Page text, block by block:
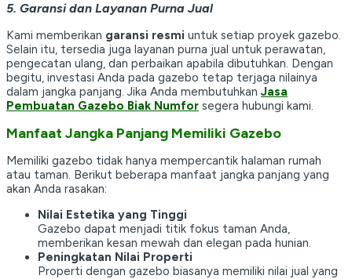
5. Garansi dan Layanan Purna Jual
Kami memberikan garansi resmi untuk setiap proyek gazebo.
Selain itu, tersedia juga layanan purna jual untuk perawatan,
pengecatan ulang, dan perbaikan apabila dibutuhkan. Dengan
begitu, investasi Anda pada gazebo tetap terjaga nilainya
dalam jangka panjang. Jika Anda membutuhkan Jasa
Pembuatan Gazebo Biak Numfor segera hubungi kami.
Manfaat Jangka Panjang Memiliki Gazebo
Memiliki gazebo tidak hanya mempercantik halaman rumah
atau taman. Berikut beberapa manfaat jangka panjang yang
akan Anda rasakan:
Nilai Estetika yang Tinggi
Gazebo dapat menjadi titik fokus taman Anda,
memberikan kesan mewah dan elegan pada hunian.
Peningkatan Nilai Properti
Properti dengan gazebo biasanya memiliki nilai jual yang